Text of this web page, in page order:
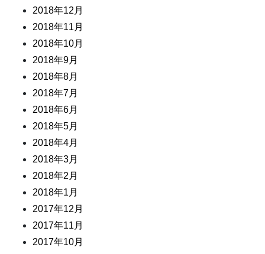
2018年12月
2018年11月
2018年10月
2018年9月
2018年8月
2018年7月
2018年6月
2018年5月
2018年4月
2018年3月
2018年2月
2018年1月
2017年12月
2017年11月
2017年10月